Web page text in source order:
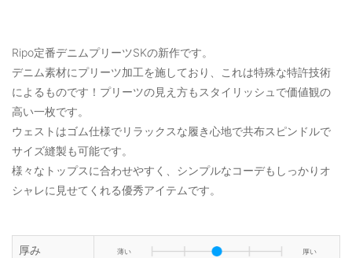
Ripo定番デニムプリーツSKの新作です。
デニム素材にプリーツ加工を施しており、これは特殊な特許技術
によるものです！プリーツの見え方もスタイリッシュで価値観の
高い一枚です。
ウェストはゴム仕様でリラックスな履き心地で共布スピンドルで
サイズ縫製も可能です。
様々なトップスに合わせやすく、シンプルなコーデもしっかりオ
シャレに見せてくれる優秀アイテムです。
厚み 薄い 厚い